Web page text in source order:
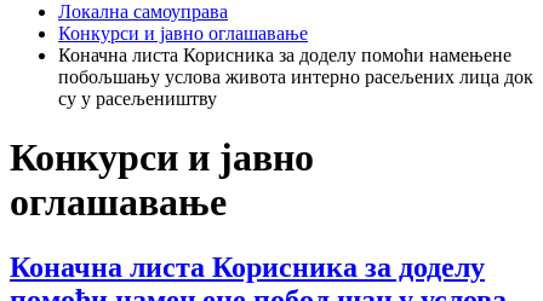
Локална самоуправа
Конкурси и јавно оглашавање
Коначна листа Корисника за доделу помоћи намењене
побољшању услова живота интерно расељених лица док
су у расељеништву
Конкурси и јавно
оглашавање
Коначна листа Корисника за доделу